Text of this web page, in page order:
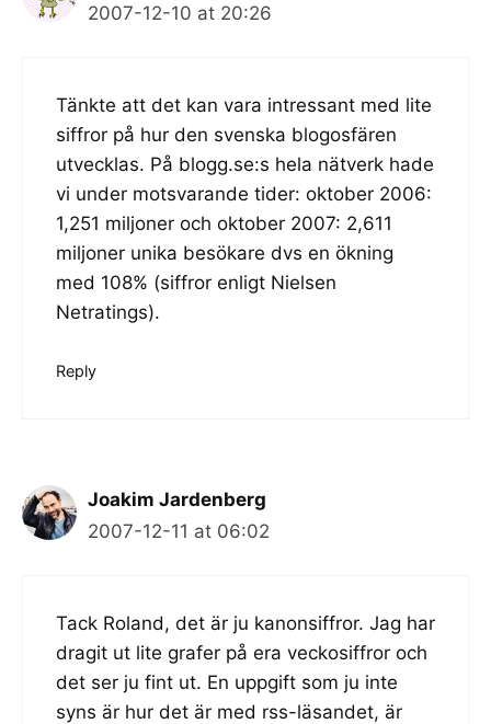
2007-12-10 at 20:26
Tänkte att det kan vara intressant med lite
siffror på hur den svenska blogosfären
utvecklas. På blogg.se:s hela nätverk hade
vi under motsvarande tider: oktober 2006:
1,251 miljoner och oktober 2007: 2,611
miljoner unika besökare dvs en ökning
med 108% (siffror enligt Nielsen
Netratings).
Reply
Joakim Jardenberg
2007-12-11 at 06:02
Tack Roland, det är ju kanonsiffror. Jag har
dragit ut lite grafer på era veckosiffror och
det ser ju fint ut. En uppgift som ju inte
syns är hur det är med rss-läsandet, är